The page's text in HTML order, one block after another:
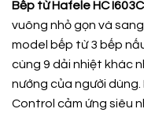
Bếp từ Hafele HC
vuông nhỏ gọn và
model bếp từ 3 bếp
cùng 9 dải nhiệt khác
nướng của người
Control cảm ứng siêu